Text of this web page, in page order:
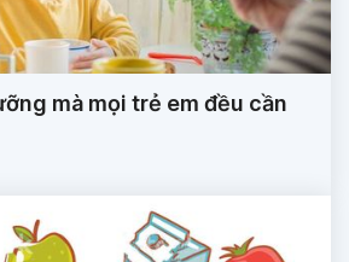
mà mọi trẻ em đều cần